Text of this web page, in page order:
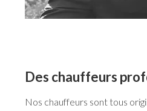
Des chauffeurs
Nos chauffeurs sont tous